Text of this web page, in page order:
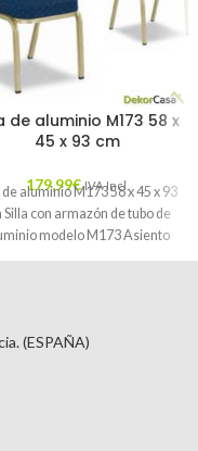
de aluminio M173 58 x
45 x 93 cm
179,99€ IVA Incl.
de aluminio M173 58 x 45 x 93
Silla con armazón de tubo de
modelo M173 Asiento
(ESPAÑA)